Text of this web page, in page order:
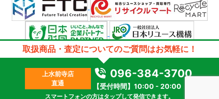
許可管轄：熊本県公安委員会許可
古物商許可番号：第931020001326号／取得者名：株式会社英和実業
質屋許可番号：第931280000048号／取得者名：株式会社英和実業
2023 © kanteikyoku.jp allrights reseved.
取扱商品・査定についてのご質問はお気軽に！
上水前寺店
直通
096-384-3700
【受付時間】10:00 - 20:00
スマートフォンの方はタップして発信できます。